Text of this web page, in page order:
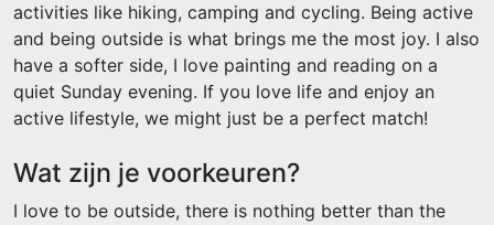
activities like hiking, camping and cycling. Being active
and being outside is what brings me the most joy. I also
have a softer side, I love painting and reading on a
quiet Sunday evening. If you love life and enjoy an
active lifestyle, we might just be a perfect match!
Wat zijn je voorkeuren?
I love to be outside, there is nothing better than the